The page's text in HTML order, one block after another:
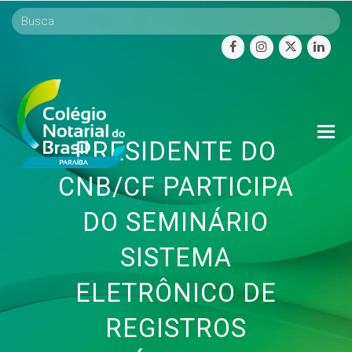
facebookinstagram
twitter
PRESIDENTE DO
CNB/CF PARTICIPA
DO SEMINÁRIO
SISTEMA
ELETRÔNICO DE
REGISTROS